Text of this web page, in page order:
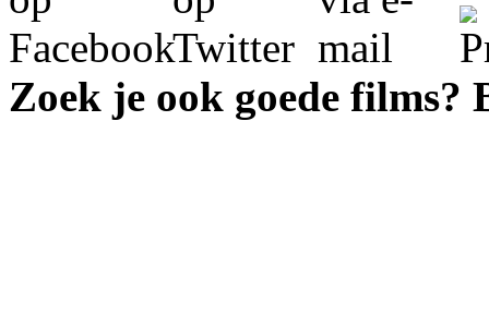
Zoek je ook goede films?